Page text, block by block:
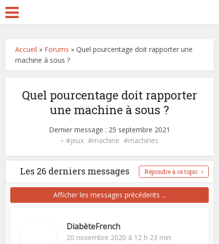
Accueil » Forums »Quel pourcentage doit rapporter une
machine à sous ?
Quel pourcentage doit rapporter
une machine à sous ?
Dernier message : 25 septembre 2021
jeux
machine machines
Les 26 derniers messages Répondre à ce topic
Afficher les messages précédents ...
DiabèteFrench
20 novembre 2020 à 12 h 23 min